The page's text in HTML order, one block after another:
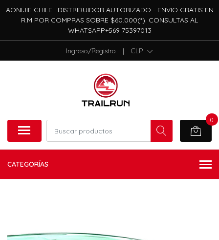
AONIJIE CHILE I DISTRIBUIDOR AUTORIZADO - ENVIO GRATIS EN
R.M POR COMPRAS SOBRE $60.000(*). CONSULTAS AL
WHATSAPP+569 75397013
Ingreso/Registro | CLP
0
CATEGORÍAS